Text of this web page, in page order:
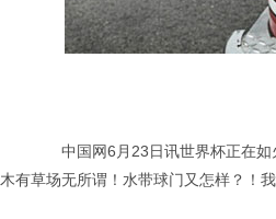
中国网6月23日讯世界杯正在如
木有草场无所谓！水带球门又怎样？！